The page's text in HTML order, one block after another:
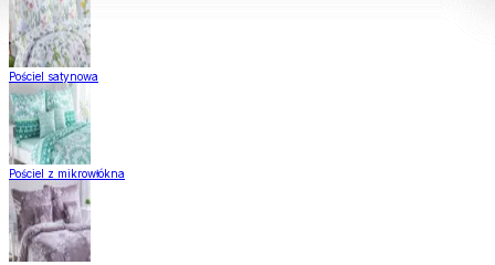
Pościel satynowa
Pościel z mikrowłókna